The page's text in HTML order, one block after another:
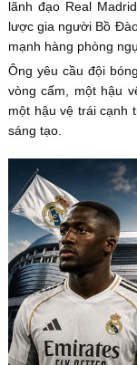
lãnh đạo Real
lược gia người Bồ
mạnh hàng phòng
Ông yêu cầu đội
vòng cấm, một hậu
một hậu vệ trái cạnh
sáng tạo.